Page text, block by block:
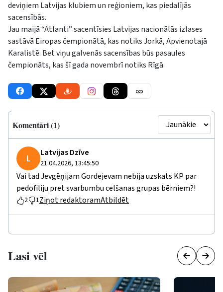
deviņiem Latvijas klubiem un reģioniem, kas piedalījās
sacensībās.
Jau maijā “Atlanti” sacentīsies Latvijas nacionālās izlases
sastāvā Eiropas čempionātā, kas notiks Jorkā, Apvienotajā
Karalistē. Bet viņu galvenās sacensības būs pasaules
čempionāts, kas šī gada novembrī notiks Rīgā.
Komentāri (1)
L Latvijas Dzīve
21.04.2026, 13:45:50
Vai tad Jevgēņijam Gordejevam nebija uzskats KP par
pedofiliju pret svarbumbu celšanas grupas bērniem?!
2 1Ziņot redaktoramAtbildēt
Lasi vēl